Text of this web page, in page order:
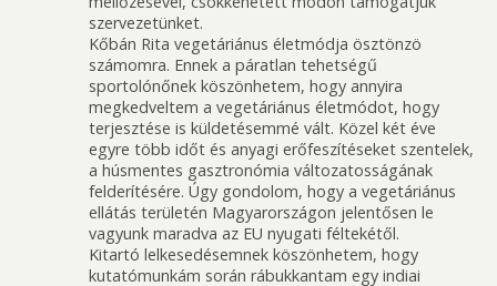
szervezetünket.
Kőbán Rita vegetáriánus életmódja ösztönzö
számomra. Ennek a páratlan tehetségű
sportolónőnek köszönhetem, hogy annyira
megkedveltem a vegetáriánus életmódot, hogy
terjesztése is küldetésemmé vált. Közel két éve
egyre több időt és anyagi erőfeszítéseket szentelek,
a húsmentes gasztronómia változatosságának
felderítésére. Úgy gondolom, hogy a vegetáriánus
ellátás területén Magyarországon jelentősen le
vagyunk maradva az EU nyugati féltekétől.
Kitartó lelkesedésemnek köszönhetem, hogy
kutatómunkám során rábukkantam egy indiai